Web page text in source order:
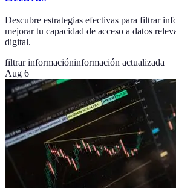
Descubre estrategias efectivas para filtrar
mejorar tu capacidad de acceso a datos
digital.
filtrar informacióninformación actualizada
Aug 6